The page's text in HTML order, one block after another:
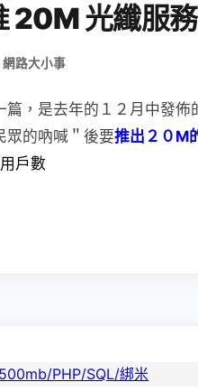
20M 光纖服務
網路大小事
，是去年的１２月中發佈
眾的吶喊＂後要推出２０M
戶數